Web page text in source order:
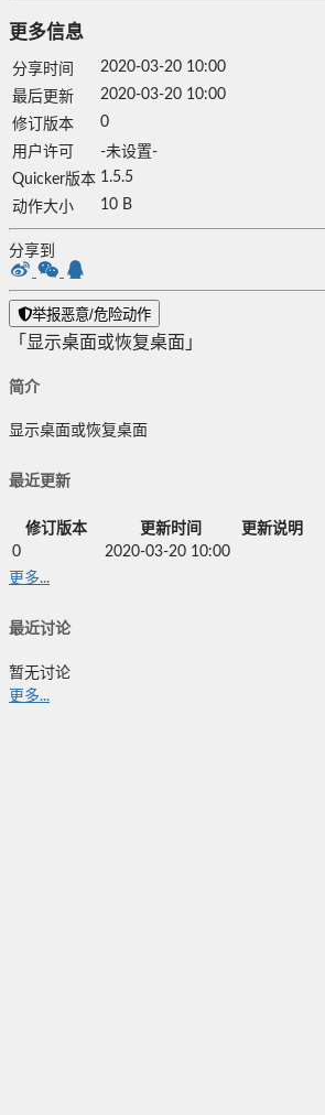
更多信息
分享时间
2020-03-20 10:00
最后更新
2020-03-20 10:00
修订版本
0
用户许可
-未设置-
Quicker版本 1.5.5
动作大小
10 B
分享到
举报恶意/危险动作
「显示桌面或恢复桌面」
简介
显示桌面或恢复桌面
最近更新
修订版本 更新时间
更新说明
0
2020-03-20 10:00
更多...
最近讨论
暂无讨论
更多...